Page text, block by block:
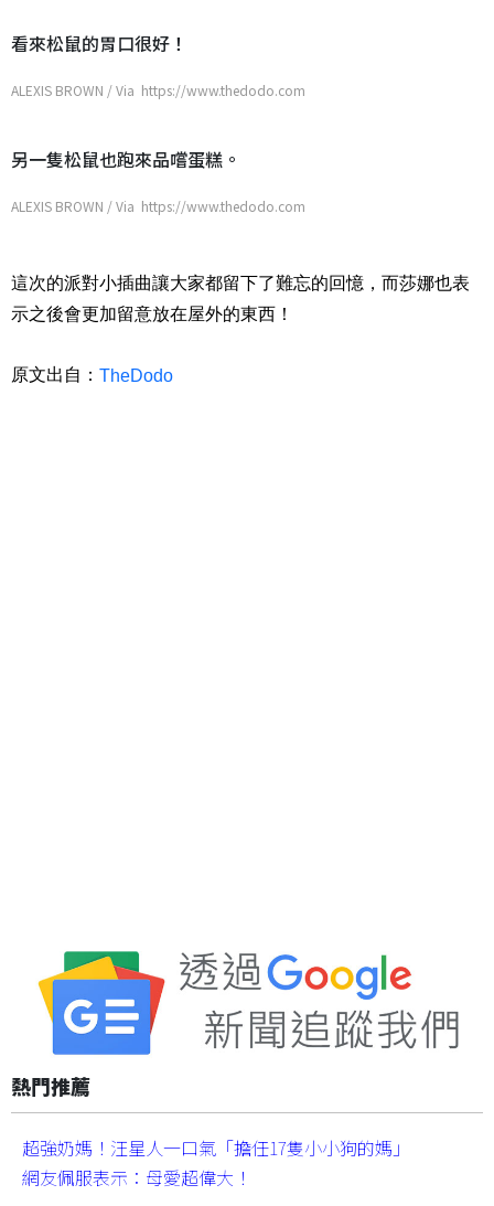
看來松鼠的胃口很好！
ALEXIS BROWN / Via https://www.thedodo.com
另一隻松鼠也跑來品嚐蛋糕。
ALEXIS BROWN / Via https://www.thedodo.com
這次的派對小插曲讓大家都留下了難忘的回憶，而莎娜也表
示之後會更加留意放在屋外的東西！
原文出自： TheDodo
熱門推薦
超強奶媽！汪星人一口氣「擔任17隻小小狗的媽」
網友佩服表示：母愛超偉大！